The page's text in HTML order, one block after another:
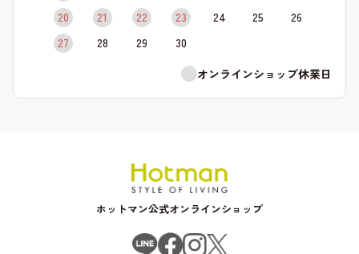
20
21 22 23 24 25
26
27
28 29
30
オンラインショップ休業日
ホットマン公式オンラインショップ